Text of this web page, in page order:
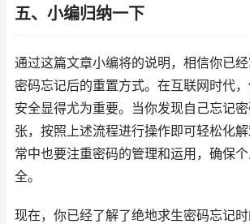
五、小编归纳一下
通过这篇文章小编将的说明，相信你已
密码忘记后的重置方式。在互联网时代
安全显得尤为重要。当你发现自己忘记
张，按照上述流程进行操作即可轻松化
常中也要注重密码的管理和运用，确保
全。
现在，你已经了解了绝地求生密码忘记